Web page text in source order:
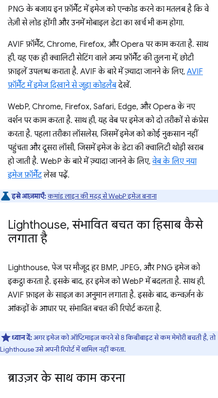
PNG के बजाय इन फ़ॉर्मैट में इमेज को एन्कोड करने का मतलब है कि वे
तेज़ी से लोड होंगी और उनमें मोबाइल डेटा का खर्च भी कम होगा.
AVIF फ़ॉर्मैट, Chrome, Firefox, और Opera पर काम करता है. साथ
ही, यह एक ही क्वालिटी सेटिंग वाले अन्य फ़ॉर्मैट की तुलना में, छोटी
फ़ाइलें उपलब्ध कराता है. AVIF के बारे में ज़्यादा जानने के लिए, AVIF
फ़ॉर्मैट में इमेज दिखाने से जुड़ा कोडलैबदेखें.
WebP, Chrome, Firefox, Safari, Edge, और Opera के नए
वर्शन पर काम करता है. साथ ही, यह वेब पर इमेज को दो तरीकों से कंप्रेस
करता है. पहला तरीका लॉसलेस, जिसमें इमेज को कोई नुकसान नहीं
पहुंचता और दूसरा लॉसी, जिसमें इमेज के डेटा की क्वालिटी थोड़ी खराब
हो जाती है. WebP के बारे में ज़्यादा जानने के लिए,वेब के लिए नया
इमेज फ़ॉर्मैटलेख पढ़ें.
इसे आज़माएँ:कमांड लाइन की मदद से WebP इमेज बनाना
Lighthouse, संभावित बचत का हिसाब कैसे
लगाता है
Lighthouse, पेज पर मौजूद हर BMP, JPEG, और PNG इमेज को
इकट्ठा करता है. इसके बाद, हर इमेज को WebP में बदलता है. साथ ही,
AVIF फ़ाइल के साइज़ का अनुमान लगाता है. इसके बाद, कन्वर्ज़न के
आंकड़ों के आधार पर, संभावित बचत की रिपोर्ट करता है.
ध्यान दें:अगर इमेज को ऑप्टिमाइज़ करने से 8 किबीबाइट से कम मेमोरी बचती है, तो
Lighthouse उसे अपनी रिपोर्ट में शामिल नहीं करता.
ब्राउज़र के साथ काम करना